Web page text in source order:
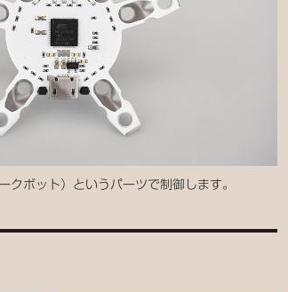
クボット）というパーツで制御します。